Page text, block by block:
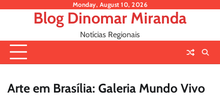
Monday, August 10, 2026
Blog Dinomar Miranda
Notícias Regionais
Arte em Brasília: Galeria Mundo Vivo